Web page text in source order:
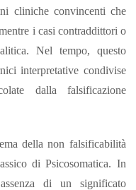
cliniche convincenti che
i casi contraddittori o
Nel tempo, questo
interpretative condivise
dalla falsificazione
della non falsificabilità
di Psicosomatica. In
di un significato